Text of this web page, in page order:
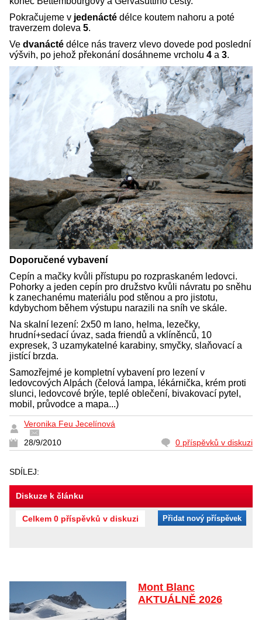
Pokračujeme v jedenácté délce koutem nahoru a poté
traverzem doleva 5.
Ve dvanácté délce nás traverz vlevo dovede pod poslední
výšvih, po jehož překonání dosáhneme vrcholu 4 a 3.
Doporučené vybavení
Cepín a mačky kvůli přístupu po rozpraskaném ledovci.
Pohorky a jeden cepín pro družstvo kvůli návratu po sněhu
k zanechanému materiálu pod stěnou a pro jistotu,
kdybychom během výstupu narazili na sníh ve skále.
Na skalní lezení: 2x50 m lano, helma, lezečky,
hrudní+sedací úvaz, sada friendů a vklíněnců, 10
expresek, 3 uzamykatelné karabiny, smyčky, slaňovací a
jistící brzda.
Samozřejmé je kompletní vybavení pro lezení v
ledovcových Alpách (čelová lampa, lékárnička, krém proti
slunci, ledovcové brýle, teplé oblečení, bivakovací pytel,
mobil, průvodce a mapa...)
Veronika Feu Jecelínová
28/9/2010
0 příspěvků v diskuzi
SDÍLEJ:
Diskuze k článku
Celkem 0 příspěvků v diskuzi Přidat nový příspěvek
Mont Blanc
AKTUÁLNĚ 2026